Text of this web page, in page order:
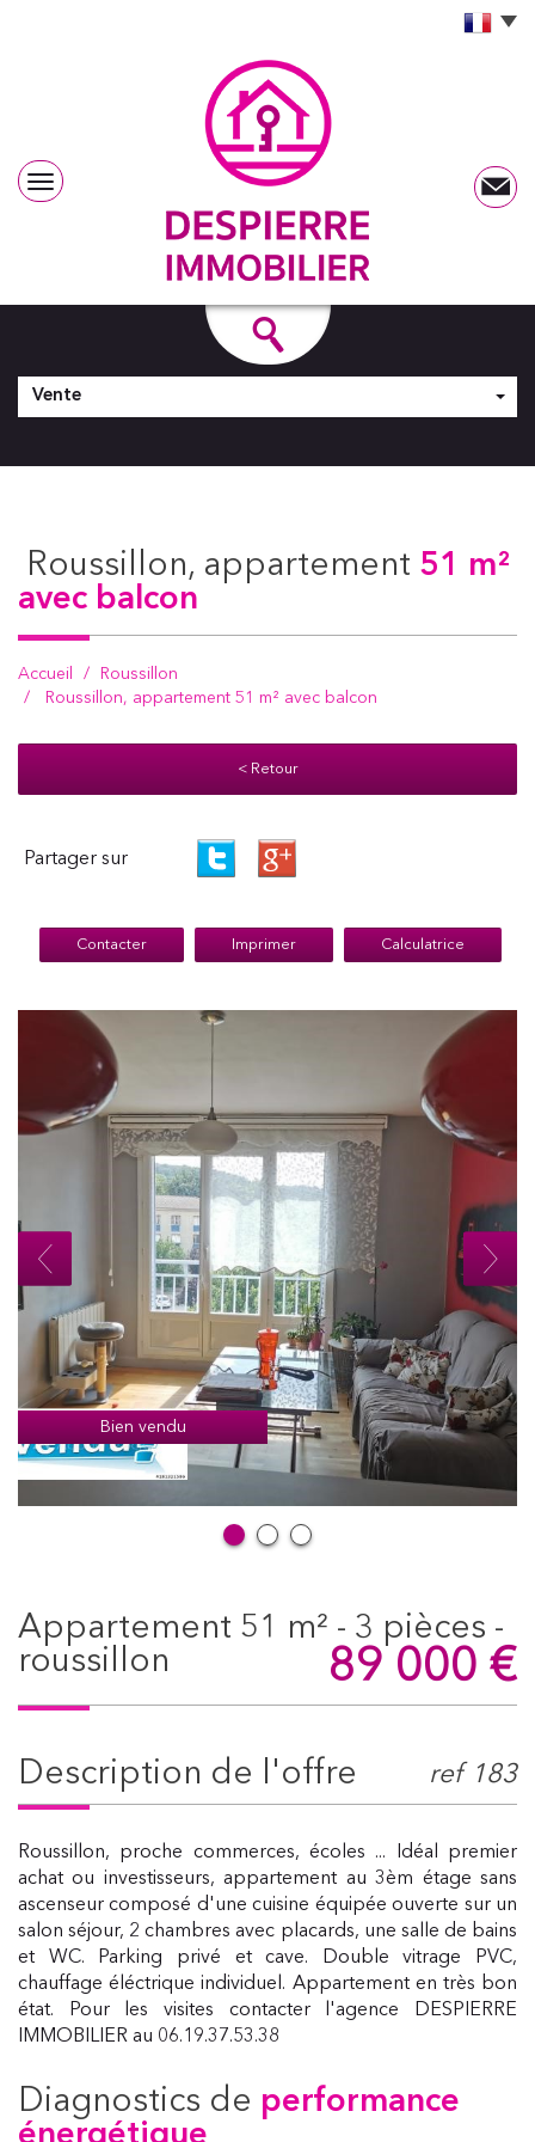
Vente
roussillon, appartement 51 m²
avec balcon
Accueil
Roussillon
Roussillon, appartement 51 m² avec balcon
< Retour
Partager sur
Contacter Imprimer Calculatrice
Bien vendu
appartement 51 m² - 3 pièces -
roussillon
89 000 €
description de l'offre ref 183
Roussillon, proche commerces, écoles ... Idéal premier
achat ou investisseurs, appartement au 3èm étage sans
ascenseur composé d'une cuisine équipée ouverte sur un
salon séjour, 2 chambres avec placards, une salle de bains
et WC. Parking privé et cave. Double vitrage PVC,
chauffage éléctrique individuel. Appartement en très bon
état. Pour les visites contacter l'agence DESPIERRE
IMMOBILIER au 06.19.37.53.38
diagnostics de performance